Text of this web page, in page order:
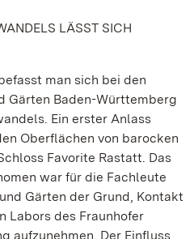
LÄSST SICH
man sich bei den
Gärten Baden-Württemberg
Ein erster Anlass
Oberflächen von barocken
Favorite Rastatt. Das
war für die Fachleute
Gärten der Grund, Kontakt
Labors des Fraunhofer
aufzunehmen. Der Einfluss